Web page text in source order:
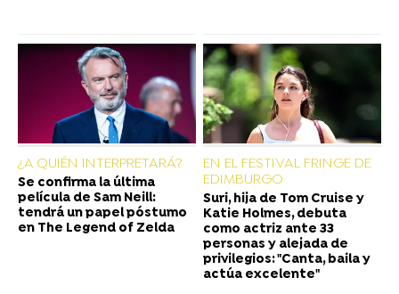
¿A QUIÉN INTERPRETARÁ?
Se confirma la última
película de Sam Neill:
tendrá un papel póstumo
en The Legend of Zelda
EN EL FESTIVAL FRINGE DE
EDIMBURGO
Suri, hija de Tom Cruise y
Katie Holmes, debuta
como actriz ante 33
personas y alejada de
privilegios: "Canta, baila y
actúa excelente"